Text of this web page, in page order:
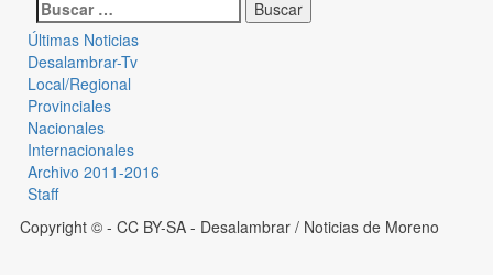
Últimas Noticias
Desalambrar-Tv
Local/Regional
Provinciales
Nacionales
Internacionales
Archivo 2011-2016
Staff
Copyright © - CC BY-SA - Desalambrar / Noticias de Moreno